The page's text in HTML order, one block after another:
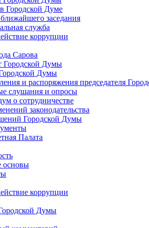
Городской Думе
заседания
служба
коррупции
Сарова
Городской Думы
Думы
и распоряжения председателя
слушания и опросы
о сотрудничестве
законодательства
Городской Думы
Палата
основы
коррупции
Думы